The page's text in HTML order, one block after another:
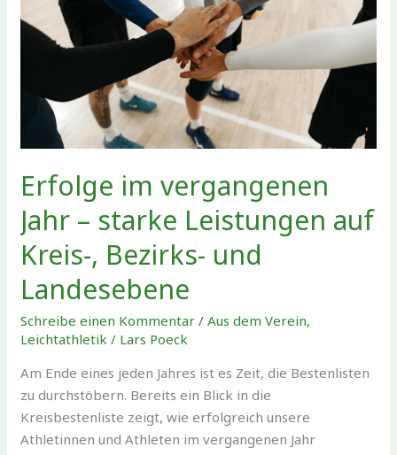
Erfolge im vergangenen
Jahr – starke Leistungen auf
Kreis-, Bezirks- und
Landesebene
Schreibe einen Kommentar /Aus dem Verein,
Leichtathletik / Lars Poeck
Am Ende eines jeden Jahres ist es Zeit, die Bestenlisten
zu durchstöbern. Bereits ein Blick in die
Kreisbestenliste zeigt, wie erfolgreich unsere
Athletinnen und Athleten im vergangenen Jahr